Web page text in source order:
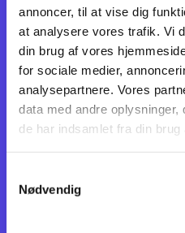
annoncer, til at vise dig
at analysere vores trafik. Vi
din brug af vores
for sociale medier,
analysepartnere. Vores
data med andre
de har indsamlet fra din brug
Nødvendig
Med venlig hilsen
Ebeltoft
Skydeudvalget